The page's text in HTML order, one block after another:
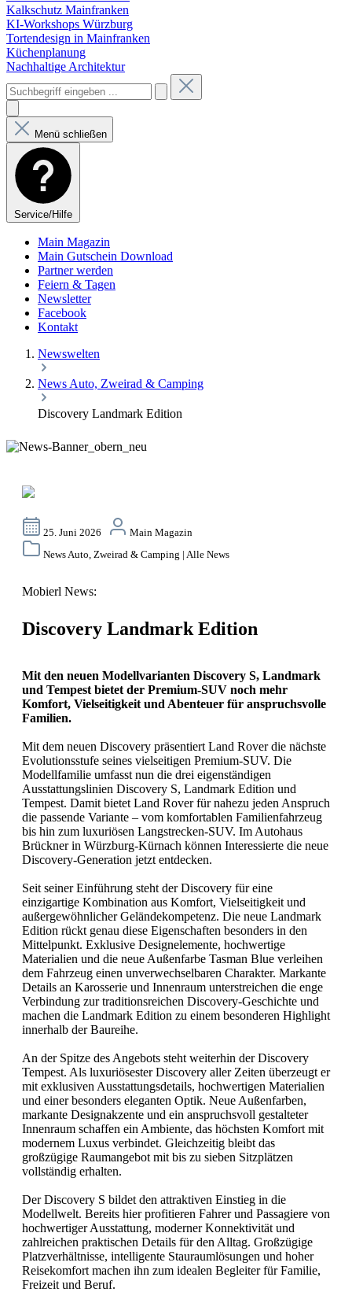
Kalkschutz Mainfranken
KI-Workshops Würzburg
Tortendesign in Mainfranken
Küchenplanung
Nachhaltige Architektur
Menü schließen
Service/Hilfe
Main Magazin
Main Gutschein Download
Partner werden
Feiern & Tagen
Newsletter
Facebook
Kontakt
Newswelten
News Auto, Zweirad & Camping
Discovery Landmark Edition
25. Juni 2026
Main Magazin
News Auto, Zweirad & Camping | Alle News
Mobierl News:
Discovery Landmark Edition
Mit den neuen Modellvarianten Discovery S, Landmark
und Tempest bietet der Premium-SUV noch mehr
Komfort, Vielseitigkeit und Abenteuer für anspruchsvolle
Familien.
Mit dem neuen Discovery präsentiert Land Rover die nächste
Evolutionsstufe seines vielseitigen Premium-SUV. Die
Modellfamilie umfasst nun die drei eigenständigen
Ausstattungslinien Discovery S, Landmark Edition und
Tempest. Damit bietet Land Rover für nahezu jeden Anspruch
die passende Variante – vom komfortablen Familienfahrzeug
bis hin zum luxuriösen Langstrecken-SUV. Im Autohaus
Brückner in Würzburg-Kürnach können Interessierte die neue
Discovery-Generation jetzt entdecken.
Seit seiner Einführung steht der Discovery für eine
einzigartige Kombination aus Komfort, Vielseitigkeit und
außergewöhnlicher Geländekompetenz. Die neue Landmark
Edition rückt genau diese Eigenschaften besonders in den
Mittelpunkt. Exklusive Designelemente, hochwertige
Materialien und die neue Außenfarbe Tasman Blue verleihen
dem Fahrzeug einen unverwechselbaren Charakter. Markante
Details an Karosserie und Innenraum unterstreichen die enge
Verbindung zur traditionsreichen Discovery-Geschichte und
machen die Landmark Edition zu einem besonderen Highlight
innerhalb der Baureihe.
An der Spitze des Angebots steht weiterhin der Discovery
Tempest. Als luxuriösester Discovery aller Zeiten überzeugt er
mit exklusiven Ausstattungsdetails, hochwertigen Materialien
und einer besonders eleganten Optik. Neue Außenfarben,
markante Designakzente und ein anspruchsvoll gestalteter
Innenraum schaffen ein Ambiente, das höchsten Komfort mit
modernem Luxus verbindet. Gleichzeitig bleibt das
großzügige Raumangebot mit bis zu sieben Sitzplätzen
vollständig erhalten.
Der Discovery S bildet den attraktiven Einstieg in die
Modellwelt. Bereits hier profitieren Fahrer und Passagiere von
hochwertiger Ausstattung, moderner Konnektivität und
zahlreichen praktischen Details für den Alltag. Großzügige
Platzverhältnisse, intelligente Stauraumlösungen und hoher
Reisekomfort machen ihn zum idealen Begleiter für Familie,
Freizeit und Beruf.